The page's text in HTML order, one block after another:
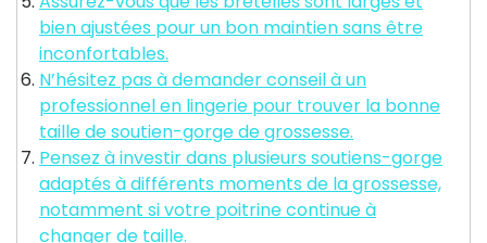
bien ajustées pour un bon maintien sans être
inconfortables.
N’hésitez pas à demander conseil à un
professionnel en lingerie pour trouver la bonne
taille de soutien-gorge de grossesse.
Pensez à investir dans plusieurs soutiens-gorge
adaptés à différents moments de la grossesse,
notamment si votre poitrine continue à
changer de taille.